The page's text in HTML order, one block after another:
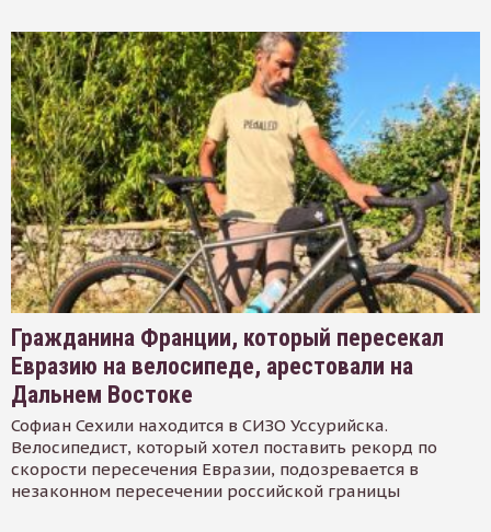
Гражданина Франции, который пересекал
Евразию на велосипеде, арестовали на
Дальнем Востоке
Софиан Сехили находится в СИЗО Уссурийска.
Велосипедист, который хотел поставить рекорд по
скорости пересечения Евразии, подозревается в
незаконном пересечении российской границы